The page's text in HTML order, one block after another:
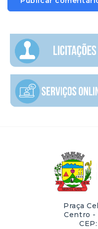
Praça
Centro -